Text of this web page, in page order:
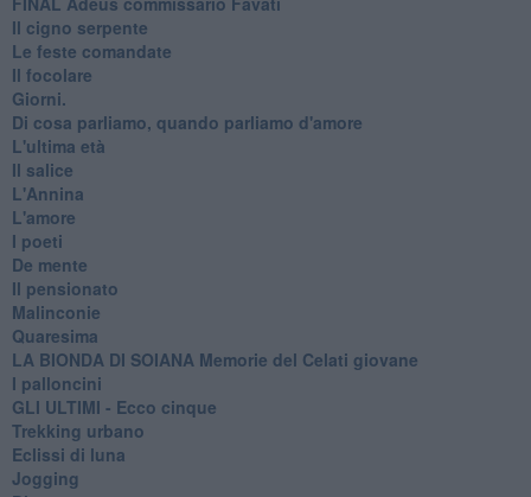
Il cigno serpente
Le feste comandate
Il focolare
Giorni.
Di cosa parliamo, quando parliamo d'amore
L'ultima età
Il salice
L'Annina
L'amore
I poeti
De mente
Il pensionato
Malinconie
Quaresima
LA BIONDA DI SOIANA Memorie del Celati giovane
I palloncini
GLI ULTIMI - Ecco cinque
Trekking urbano
Eclissi di luna
Jogging